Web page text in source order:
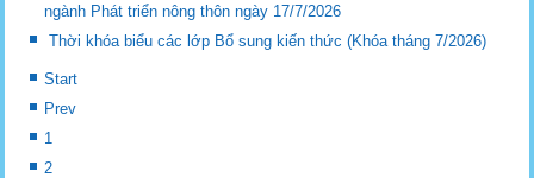
ngành Phát triển nông thôn ngày 17/7/2026
Thời khóa biểu các lớp Bổ sung kiến thức (Khóa tháng 7/2026)
Start
Prev
1
2